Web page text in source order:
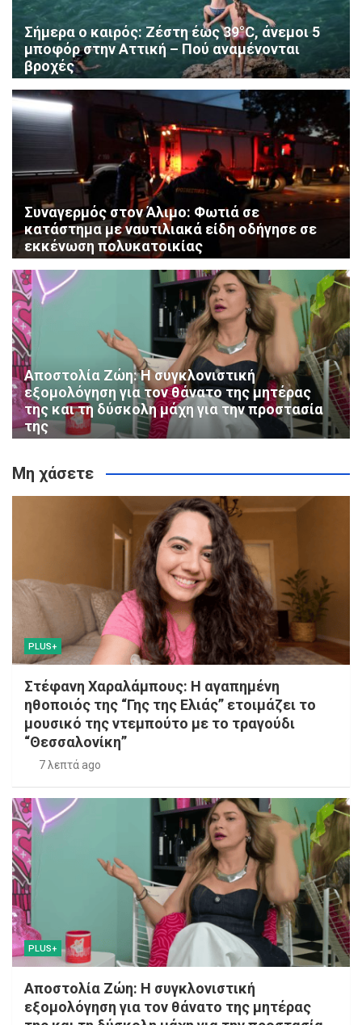
Σήμερα ο καιρός: Ζέστη έως 39°C, άνεμοι 5
μποφόρ στην Αττική – Πού αναμένονται
βροχές
Συναγερμός στον Άλιμο: Φωτιά σε
κατάστημα με ναυτιλιακά είδη οδήγησε σε
εκκένωση πολυκατοικίας
Αποστολία Ζώη: Η συγκλονιστική
εξομολόγηση για τον θάνατο της μητέρας
της και τη δύσκολη μάχη για την προστασία
της
Μη χάσετε
PLUS+
Στέφανη Χαραλάμπους: Η αγαπημένη
ηθοποιός της “Γης της Ελιάς” ετοιμάζει το
μουσικό της ντεμπούτο με το τραγούδι
“Θεσσαλονίκη”
7 λεπτά ago
PLUS+
Αποστολία Ζώη: Η συγκλονιστική
εξομολόγηση για τον θάνατο της μητέρας